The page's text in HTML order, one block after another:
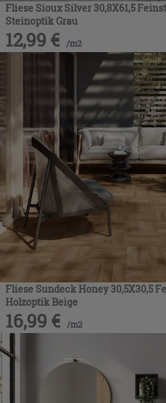
Fliese Sioux Silver 30,8X61,5
Steinoptik Grau
12,99 € /m2
Fliese Sundeck Honey 30,5X30,5
Holzoptik Beige
16,99 € /m2